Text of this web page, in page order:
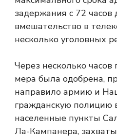
задержания с 72 часов
вмешательство в
несколько уголовных
Через несколько часов
мера была одобрена,
направило армию и
гражданскую полицию
населенные пункты
Ла-Кампанера,